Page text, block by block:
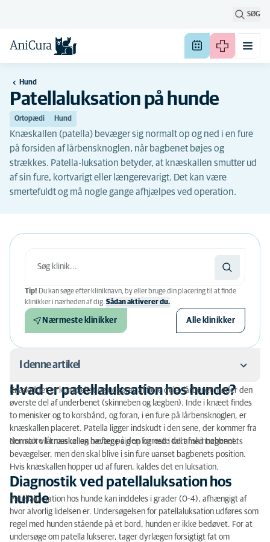
SØG
Hund
Patellaluksation på hunde
Ortopædi Hund
Knæskallen (patella) bevæger sig normalt op og ned i en fure
på forsiden af lårbensknoglen, når bagbenet bøjes og
strækkes. Patella-luksation betyder, at knæskallen smutter ud
af sin fure, kortvarigt eller længerevarigt. Det kan være
smertefuldt og må nogle gange afhjælpes ved operation.
Tip! Du kan søge efter kliniknavn, by eller bruge din placering til at finde
klinikker i nærheden af ​​dig. Sådan aktiverer du.
Nærmeste klinikker Alle klinikker
I denne artikel
Hvad er patellaluksation hos hunde?
Diagnostik ved patellaluksation hos hunde
Operative teknikker
Genoptræning efter operation
Hvilke hunderacer døjer ofte med patella luksation?
Hvad er patellaluksation hos hunde?
Knæleddet er komplekst og udgøres af flere dele; lårbenet møder den
øverste del af underbenet (skinneben og lægben). Inde i knæet findes
to menisker og to korsbånd, og foran, i en fure på lårbensknoglen, er
knæskallen placeret. Patella ligger indskudt i den sene, der kommer fra
den store lårmuskel og hæfter på den forreste del af skinnebenet.
Normalt vil knæskallen bevæge sig op og ned i takt med bagbenets
bevægelser, men den skal blive i sin fure uanset bagbenets position.
Hvis knæskallen hopper ud af furen, kaldes det en luksation.
Diagnostik ved patellaluksation hos
hunde
Patellaluksation hos hunde kan inddeles i grader (0-4), afhængigt af
hvor alvorlig lidelsen er. Undersøgelsen for patellaluksation udføres som
regel med hunden stående på et bord, hunden er ikke bedøvet. For at
undersøge om patella lukserer, tager dyrlægen forsigtigt fat om